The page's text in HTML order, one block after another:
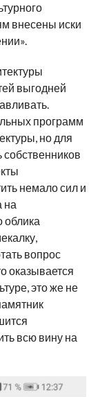
внесены иски
выгодней
программ
но для
немало сил и
на
облика
вопрос
оказывается
это же не
всю вину на